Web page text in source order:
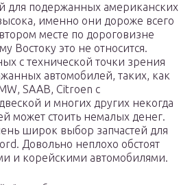
для подержанных американских
именно они дороже всего
месте по дороговизне
Востоку это не относится.
с технической точки зрения
автомобилей, таких, как
SAAB, Citroen с
и многих других некогда
может стоить немалых денег.
широк выбор запчастей для
Довольно неплохо обстоят
и корейскими автомобилями.